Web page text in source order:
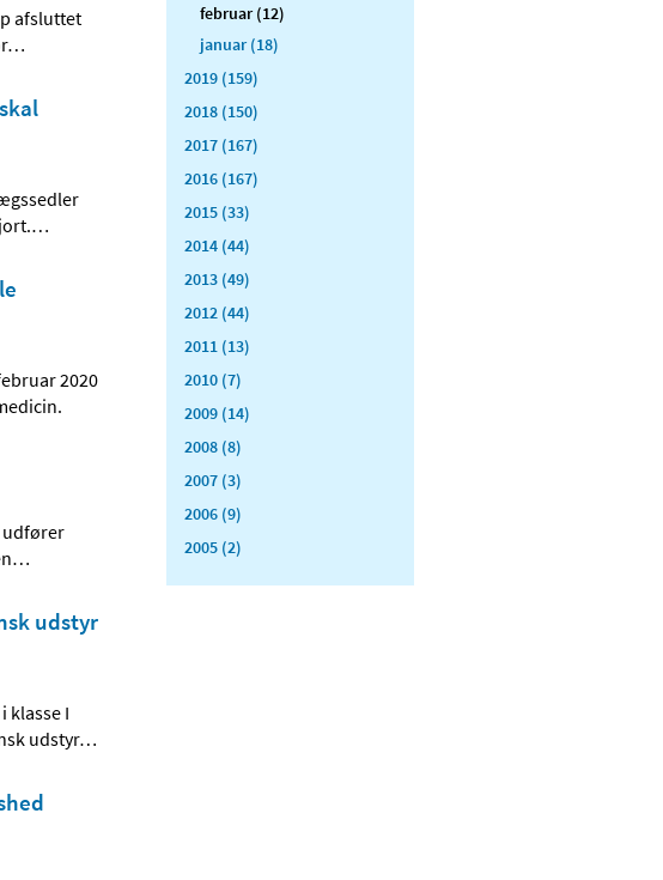
afsluttet
…
…
2020
udfører
…
udstyr
klasse I
udstyr…
februar (12)
januar (18)
2019 (159)
2018 (150)
2017 (167)
2016 (167)
2015 (33)
2014 (44)
2013 (49)
2012 (44)
2011 (13)
2010 (7)
2009 (14)
2008 (8)
2007 (3)
2006 (9)
2005 (2)